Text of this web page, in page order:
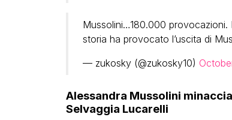
Mussolini…180.000 provocazioni.
storia ha provocato l’uscita di
— zukosky (@zukosky10)
Alessandra Mussolini
Selvaggia Lucarelli